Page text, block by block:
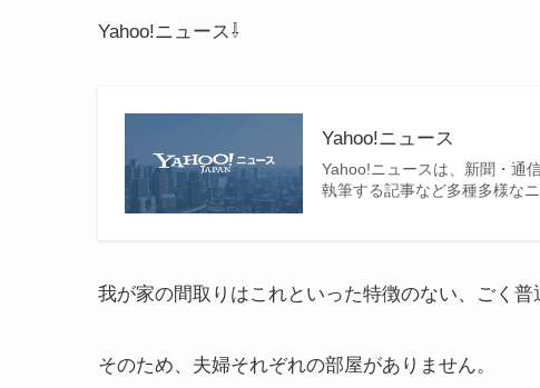
Yahoo!ニュース⇩
Yahoo!ニュース
Yahoo!ニュースは、新聞・通
執筆する記事など多種多様な
我が家の間取りはこれといった特徴のない、ごく普
そのため、夫婦それぞれの部屋がありません。